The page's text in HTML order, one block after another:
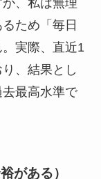
ため「毎日
実際、直近1
、結果とし
最高水準で
がある）